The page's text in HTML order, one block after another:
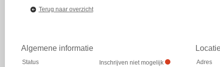
Terug naar overzicht
Algemene informatie
Status
Inschrijven niet mogelijk
Adres